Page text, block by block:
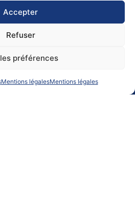
Accepter
Refuser
préférences
Mentions légalesMentions légales
compétitive et responsable